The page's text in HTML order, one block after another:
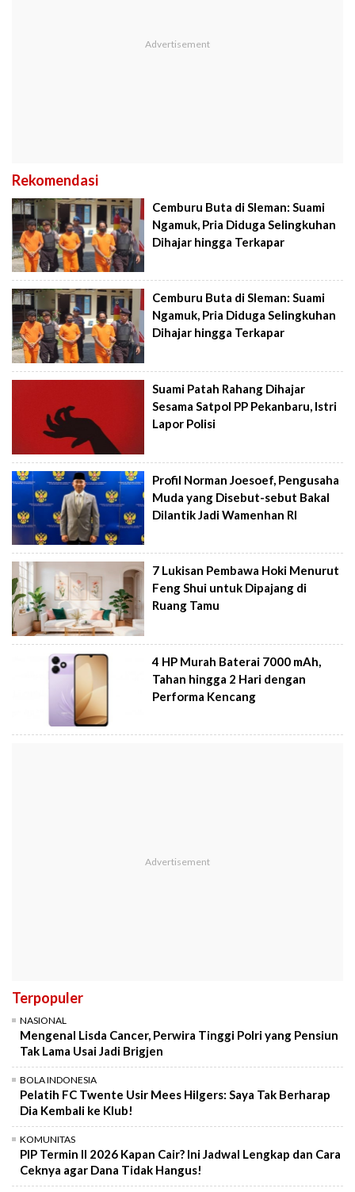
Rekomendasi
Cemburu Buta di Sleman: Suami
Ngamuk, Pria Diduga Selingkuhan
Dihajar hingga Terkapar
Cemburu Buta di Sleman: Suami
Ngamuk, Pria Diduga Selingkuhan
Dihajar hingga Terkapar
Suami Patah Rahang Dihajar
Sesama Satpol PP Pekanbaru, Istri
Lapor Polisi
Profil Norman Joesoef, Pengusaha
Muda yang Disebut-sebut Bakal
Dilantik Jadi Wamenhan RI
7 Lukisan Pembawa Hoki Menurut
Feng Shui untuk Dipajang di
Ruang Tamu
4 HP Murah Baterai 7000 mAh,
Tahan hingga 2 Hari dengan
Performa Kencang
Terpopuler
NASIONAL
Mengenal Lisda Cancer, Perwira Tinggi Polri yang Pensiun
Tak Lama Usai Jadi Brigjen
BOLA INDONESIA
Pelatih FC Twente Usir Mees Hilgers: Saya Tak Berharap
Dia Kembali ke Klub!
KOMUNITAS
PIP Termin II 2026 Kapan Cair? Ini Jadwal Lengkap dan Cara
Ceknya agar Dana Tidak Hangus!